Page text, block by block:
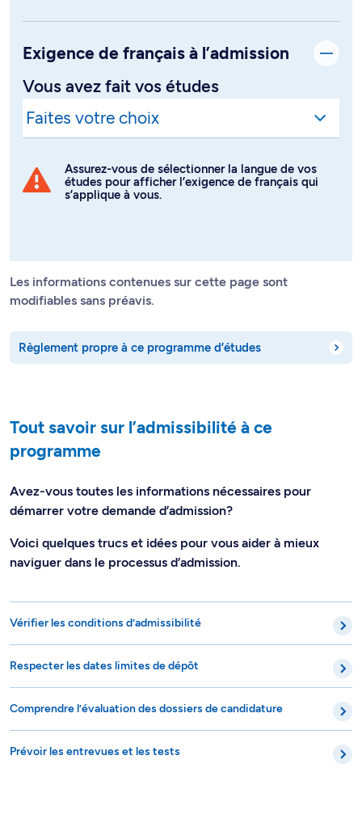
Exigence de français à l’admission
Vous avez fait vos études
Assurez-vous de sélectionner la langue de vos
études pour afficher l’exigence de français qui
s’applique à vous.
Les informations contenues sur cette page sont
modifiables sans préavis.
Règlement propre à ce programme d’études
Tout savoir sur l’admissibilité à ce
programme
Avez-vous toutes les informations nécessaires pour
démarrer votre demande d’admission?
Voici quelques trucs et idées pour vous aider à mieux
naviguer dans le processus d’admission.
Vérifier les conditions d’admissibilité
Respecter les dates limites de dépôt
Comprendre l’évaluation des dossiers de candidature
Prévoir les entrevues et les tests